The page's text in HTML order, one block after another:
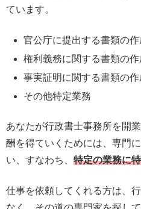
ています。
官公庁に提出する書類の
権利義務に関する書類の
事実証明に関する書類の
その他特定業務
あなたが行政書士事務所を開
酬を得ていくためには、専門
い、すなわち、 特定の業務に
仕事を依頼してくれる方は、